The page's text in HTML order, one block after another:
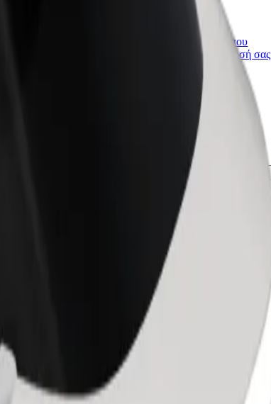
Προϊόντα και υπηρεσίες Bolt που
κλιμακώνονται για την επιχείρησή σας
την ιδανική για το ταξίδι σου.